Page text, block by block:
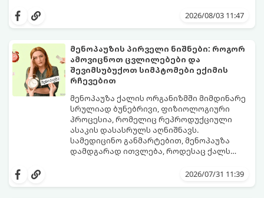
2026/08/03 11:47
მენოპაუზის პირველი ნიშნები: როგორ
ამოვიცნოთ ცვლილებები და
შევიმსუბუქოთ სიმპტომები ექიმის
რჩევებით
მენოპაუზა ქალის ორგანიზმში მიმდინარე
სრულიად ბუნებრივი, ფიზიოლოგიური
პროცესია, რომელიც რეპროდუქციული
ასაკის დასასრულს აღნიშნავს.
სამედიცინო განმარტებით, მენოპაუზა
დამდგარად ითვლება, როდესაც ქალს
ცვლილებები ამ მომენტამდე ბევრად ადრე
2026/07/31 11:39